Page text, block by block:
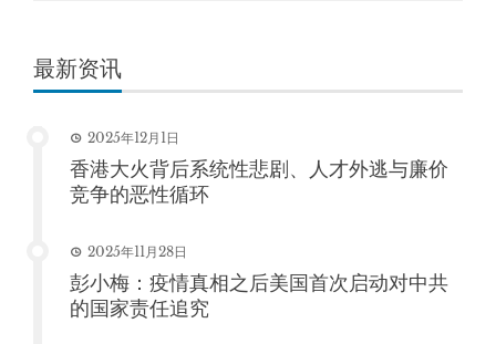
最新资讯
2025年12月1日
香港大火背后系统性悲剧、人才外逃与廉价
竞争的恶性循环
2025年11月28日
彭小梅：疫情真相之后美国首次启动对中共
的国家责任追究